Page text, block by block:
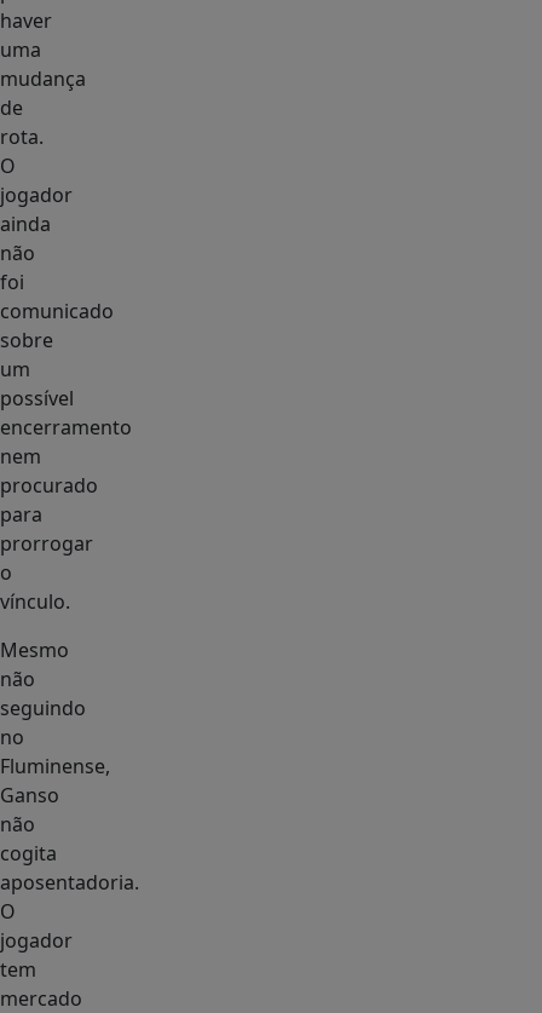
haver
uma
mudança
de
rota.
O
jogador
ainda
não
foi
comunicado
sobre
um
possível
encerramento
nem
procurado
para
prorrogar
o
vínculo.
Mesmo
não
seguindo
no
Fluminense,
Ganso
não
cogita
aposentadoria.
O
jogador
tem
mercado